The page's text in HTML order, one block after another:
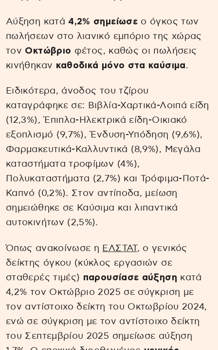
Αύξηση κατά 4,2% σημείωσε ο όγκος των
πωλήσεων στο λιανικό εμπόριο της χώρας
τον Οκτώβριο φέτος, καθώς οι πωλήσεις
κινήθηκαν καθοδικά μόνο στα καύσιμα.
Ειδικότερα, άνοδος του τζίρου
καταγράφηκε σε: Βιβλία-Χαρτικά-Λοιπά είδη
(12,3%), Έπιπλα-Ηλεκτρικά είδη-Οικιακό
εξοπλισμό (9,7%), Ένδυση-Υπόδηση (9,6%),
Φαρμακευτικά-Καλλυντικά (8,9%), Μεγάλα
καταστήματα τροφίμων (4%),
Πολυκαταστήματα (2,7%) και Τρόφιμα-Ποτά-
Καπνό (0,2%). Στον αντίποδα, μείωση
σημειώθηκε σε Καύσιμα και λιπαντικά
αυτοκινήτων (2,5%).
Όπως ανακοίνωσε η ΕΛΣΤΑΤ , ο γενικός
δείκτης όγκου (κύκλος εργασιών σε
σταθερές τιμές) παρουσίασε αύξηση κατά
4,2% τον Οκτώβριο 2025 σε σύγκριση με
τον αντίστοιχο δείκτη του Οκτωβρίου 2024,
ενώ σε σύγκριση με τον αντίστοιχο δείκτη
του Σεπτεμβρίου 2025 σημείωσε αύξηση